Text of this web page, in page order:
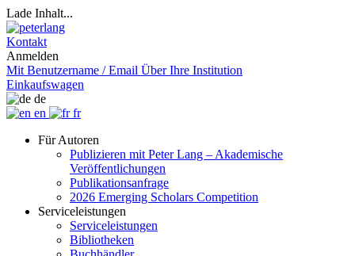
Lade Inhalt...
Kontakt
Anmelden
Mit Benutzername / Email Über Ihre Institution
Einkaufswagen
de
en
fr
Für Autoren
Publizieren mit Peter Lang – Akademische
Veröffentlichungen
Publikationsanfrage
2026 Emerging Scholars Competition
Serviceleistungen
Serviceleistungen
Bibliotheken